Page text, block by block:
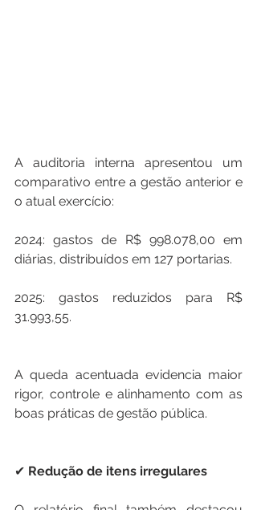
A auditoria interna apresentou um
comparativo entre a gestão anterior e
o atual exercício:
2024: gastos de R$ 998.078,00 em
diárias, distribuídos em 127 portarias.
2025: gastos reduzidos para R$
31.993,55.
A queda acentuada evidencia maior
rigor, controle e alinhamento com as
boas práticas de gestão pública.
✔ Redução de itens irregulares